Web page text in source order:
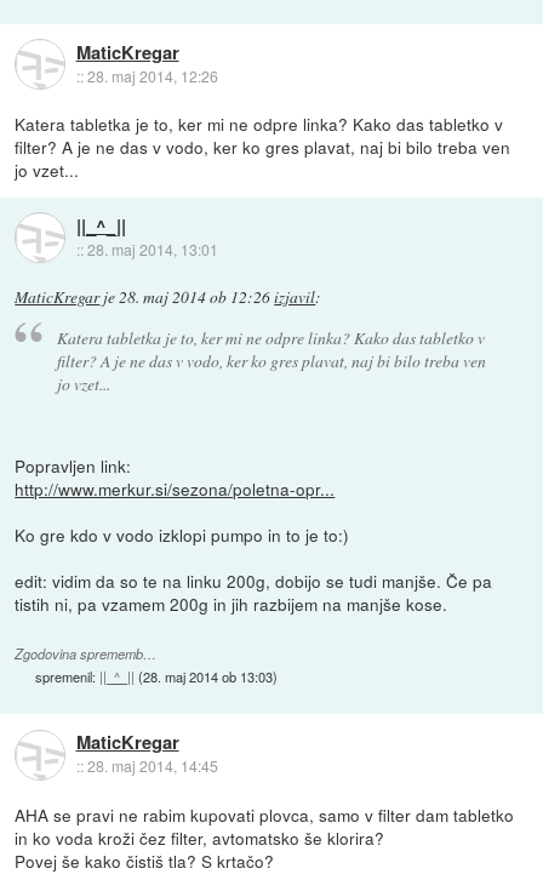
MaticKregar
::28. maj 2014, 12:26
Katera tabletka je to, ker mi ne odpre linka? Kako das tabletko v
filter? A je ne das v vodo, ker ko gres plavat, naj bi bilo treba ven
jo vzet...
||_^_||
::28. maj 2014, 13:01
MaticKregarje28. maj 2014 ob 12:26izjavil:
Katera tabletka je to, ker mi ne odpre linka? Kako das tabletko v
filter? A je ne das v vodo, ker ko gres plavat, naj bi bilo treba ven
jo vzet...
Popravljen link:
http://www.merkur.si/sezona/poletna-opr...
Ko gre kdo v vodo izklopi pumpo in to je to:)
edit: vidim da so te na linku 200g, dobijo se tudi manjše. Če pa
tistih ni, pa vzamem 200g in jih razbijem na manjše kose.
Zgodovina sprememb…
spremenil: ||_^_|| (28. maj 2014 ob 13:03)
MaticKregar
::28. maj 2014, 14:45
AHA se pravi ne rabim kupovati plovca, samo v filter dam tabletko
in ko voda kroži čez filter, avtomatsko še klorira?
Povej še kako čistiš tla? S krtačo?